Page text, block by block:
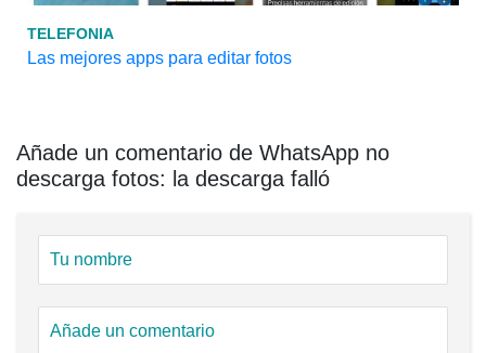
TELEFONIA
Las mejores apps para editar fotos
Añade un comentario de WhatsApp no ​​
descarga fotos: la descarga falló